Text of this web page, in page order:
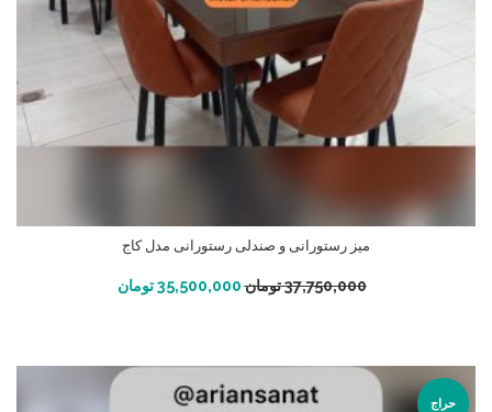
میز رستورانی و صندلی رستورانی مدل کاج
37,750,000تومان 35,500,000 تومان افزودن به سبد خرید
حراج